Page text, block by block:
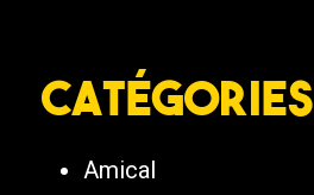
Catégories
Amical